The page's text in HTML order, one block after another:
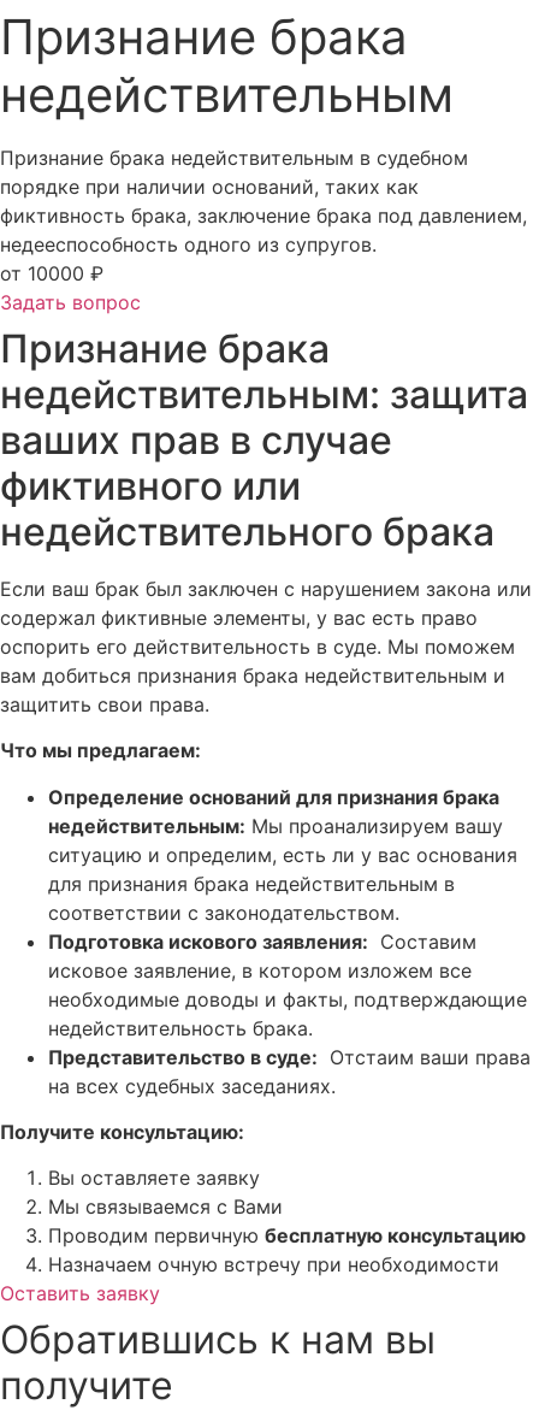
Признание брака
недействительным
Признание брака недействительным в судебном
порядке при наличии оснований, таких как
фиктивность брака, заключение брака под давлением,
недееспособность одного из супругов.
от 10000 ₽
Задать вопрос
Признание брака
недействительным: защита
ваших прав в случае
фиктивного или
недействительного брака
Если ваш брак был заключен с нарушением закона или
содержал фиктивные элементы, у вас есть право
оспорить его действительность в суде. Мы поможем
вам добиться признания брака недействительным и
защитить свои права.
Что мы предлагаем:
Определение оснований для признания брака
недействительным: Мы проанализируем вашу
ситуацию и определим, есть ли у вас основания
для признания брака недействительным в
соответствии с законодательством.
Подготовка искового заявления: Составим
исковое заявление, в котором изложем все
необходимые доводы и факты, подтверждающие
недействительность брака.
Представительство в суде: Отстаим ваши права
на всех судебных заседаниях.
Получите консультацию:
Вы оставляете заявку
Мы связываемся с Вами
Проводим первичную бесплатную консультацию
Назначаем очную встречу при необходимости
Оставить заявку
Обратившись к нам вы
получите